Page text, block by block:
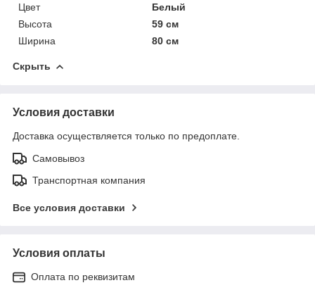
Цвет
Белый
Высота
59 см
Ширина
80 см
Скрыть
Условия доставки
Доставка осуществляется только по предоплате.
Самовывоз
Транспортная компания
Все условия доставки
Условия оплаты
Оплата по реквизитам